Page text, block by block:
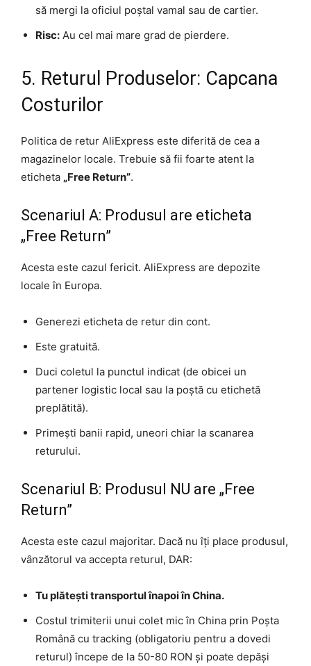
să mergi la oficiul poștal vamal sau de cartier.
Risc: Au cel mai mare grad de pierdere.
5. Returul Produselor: Capcana
Costurilor
Politica de retur AliExpress este diferită de cea a
magazinelor locale. Trebuie să fii foarte atent la
eticheta „Free Return”.
Scenariul A: Produsul are eticheta
„Free Return”
Acesta este cazul fericit. AliExpress are depozite
locale în Europa.
Generezi eticheta de retur din cont.
Este gratuită.
Duci coletul la punctul indicat (de obicei un
partener logistic local sau la poștă cu etichetă
preplătită).
Primești banii rapid, uneori chiar la scanarea
returului.
Scenariul B: Produsul NU are „Free
Return”
Acesta este cazul majoritar. Dacă nu îți place produsul,
vânzătorul va accepta returul, DAR:
Tu plătești transportul înapoi în China.
Costul trimiterii unui colet mic în China prin Poșta
Română cu tracking (obligatoriu pentru a dovedi
returul) începe de la 50-80 RON și poate depăși